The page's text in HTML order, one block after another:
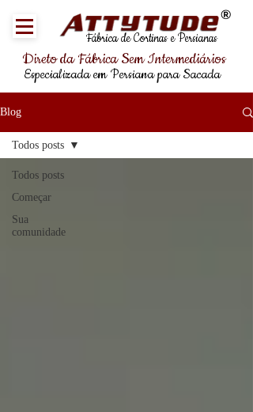
Fábrica de Cortinas e Persianas
®
Direto da Fábrica Sem Intermediários
Especializada em Persiana para Sacada
Blog
Todos posts
Começar
Sua
comunidade
Todos posts